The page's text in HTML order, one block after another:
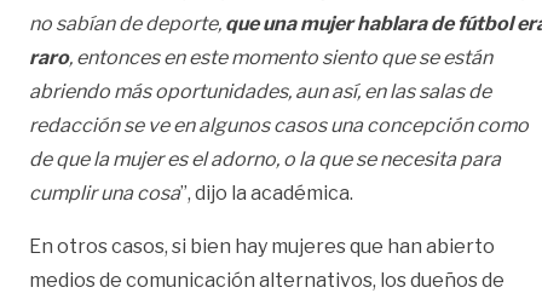
no sabían de deporte, que una mujer hablara de fútbol
raro, entonces en este momento siento que se están
abriendo más oportunidades, aun así, en las salas de
redacción se ve en algunos casos una concepción como
de que la mujer es el adorno, o la que se necesita para
cumplir una cosa”, dijo la académica.
En otros casos, si bien hay mujeres que han abierto
medios de comunicación alternativos, los dueños de